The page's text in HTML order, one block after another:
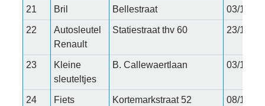
21 Bril Bellestraat 03/10/
22
Autosleutel
Renault
Statiestraat thv 60 23/10/
23
Kleine
sleuteltjes
B. Callewaertlaan 03/11/
24
Fiets
Kortemarkstraat 52 08/11/